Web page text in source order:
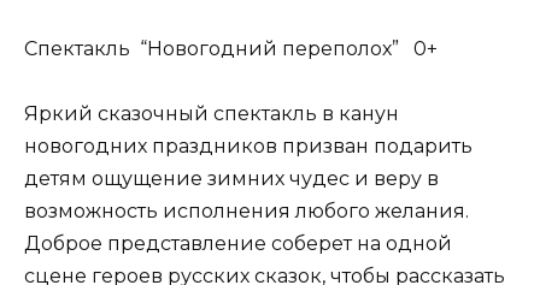
Спектакль “Новогодний переполох” 0+
Яркий сказочный спектакль в канун
новогодних праздников призван подарить
детям ощущение зимних чудес и веру в
возможность исполнения любого желания.
Доброе представление соберет на одной
сцене героев русских сказок, чтобы рассказать